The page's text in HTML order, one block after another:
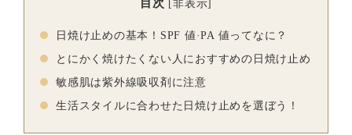
目次 [非表示]
日焼け止めの基本！SPF 値·PA 値ってなに？
とにかく焼けたくない人におすすめの日焼け止め
敏感肌は紫外線吸収剤に注意
生活スタイルに合わせた日焼け止めを選ぼう！